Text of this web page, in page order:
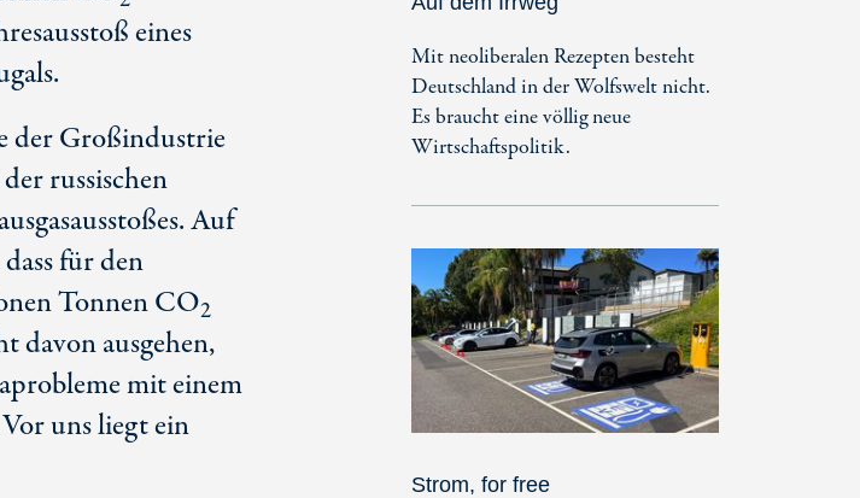
eines
der Großindustrie
russischen
Auf
für den
Tonnen CO2
davon ausgehen,
mit einem
uns liegt ein
Mit neoliberalen Rezepten besteht
Deutschland in der Wolfswelt nicht.
Es braucht eine völlig neue
Wirtschaftspolitik.
Strom, for free